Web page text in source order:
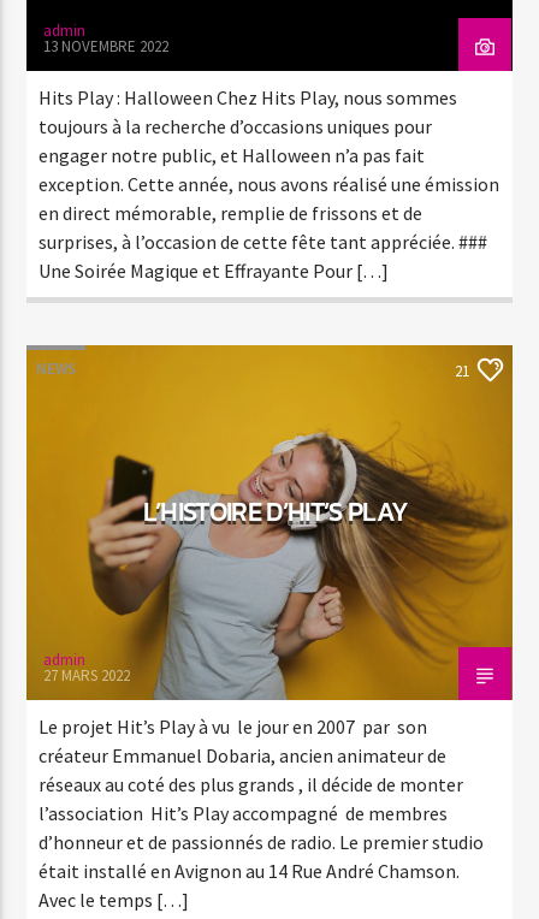
admin
13 NOVEMBRE 2022
Hits Play : Halloween Chez Hits Play, nous sommes
toujours à la recherche d’occasions uniques pour
engager notre public, et Halloween n’a pas fait
exception. Cette année, nous avons réalisé une émission
en direct mémorable, remplie de frissons et de
surprises, à l’occasion de cette fête tant appréciée. ###
Une Soirée Magique et Effrayante Pour […]
NEWS 21
L’HISTOIRE D’HIT’S PLAY
admin
27 MARS 2022
Le projet Hit’s Play à vu le jour en 2007 par son
créateur Emmanuel Dobaria, ancien animateur de
réseaux au coté des plus grands , il décide de monter
l’association Hit’s Play accompagné de membres
d’honneur et de passionnés de radio. Le premier studio
était installé en Avignon au 14 Rue André Chamson.
Avec le temps […]